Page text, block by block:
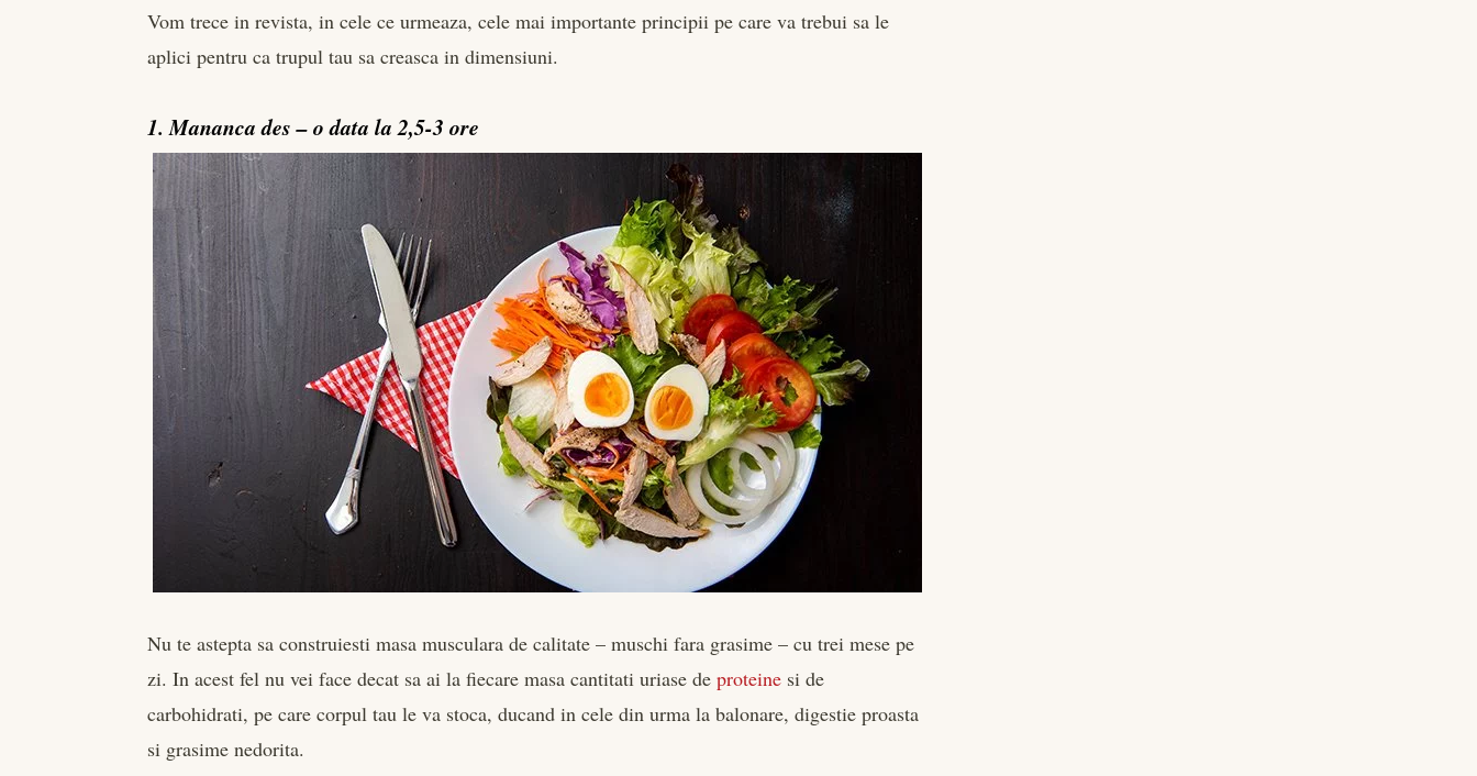
Vom trece in revista, in cele ce urmeaza, cele mai importante principii pe care va trebui sa le
aplici pentru ca trupul tau sa creasca in dimensiuni.
1. Mananca des – o data la 2,5-3 ore
Nu te astepta sa construiesti masa musculara de calitate – muschi fara grasime – cu trei mese pe
zi. In acest fel nu vei face decat sa ai la fiecare masa cantitati uriase deproteine si de
carbohidrati, pe care corpul tau le va stoca, ducand in cele din urma la balonare, digestie proasta
si grasime nedorita.